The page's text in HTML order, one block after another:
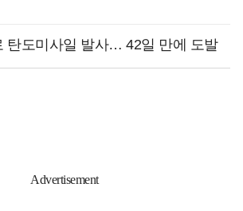
탄도미사일 발사… 42일 만에 도발